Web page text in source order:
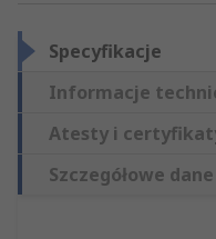
Specyfikacje
Informacje
Atesty i
Szczegółowe